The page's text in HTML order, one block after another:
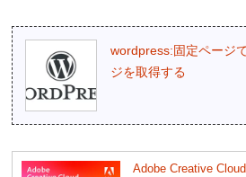
wordpress:固定ページ
ジを取得する
Adobe Creative